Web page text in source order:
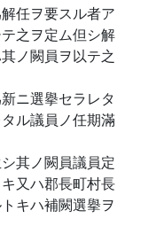
任ヲ要スル者ア
之ヲ定ム但シ解
ノ闕員ヲ以テ之
ニ選擧セラレタ
ル議員ノ任期滿
其ノ闕員議員定
又ハ郡長町村長
キハ補闕選擧ヲ